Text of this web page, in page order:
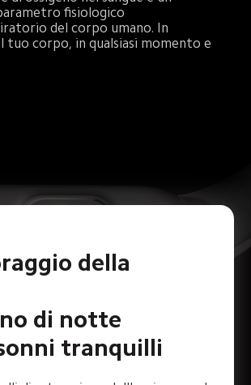
fisiologico
del corpo umano. In
tuo corpo, in qualsiasi momento e
della
di notte
tranquilli